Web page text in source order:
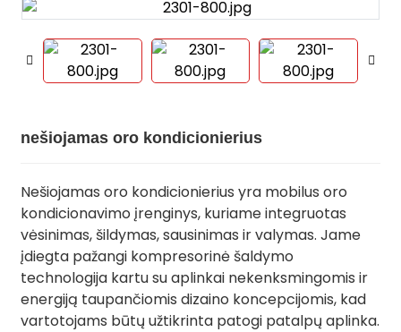
nešiojamas oro kondicionierius
Nešiojamas oro kondicionierius yra mobilus oro
kondicionavimo įrenginys, kuriame integruotas
vėsinimas, šildymas, sausinimas ir valymas. Jame
įdiegta pažangi kompresorinė šaldymo
technologija kartu su aplinkai nekenksmingomis ir
energiją taupančiomis dizaino koncepcijomis, kad
vartotojams būtų užtikrinta patogi patalpų aplinka.